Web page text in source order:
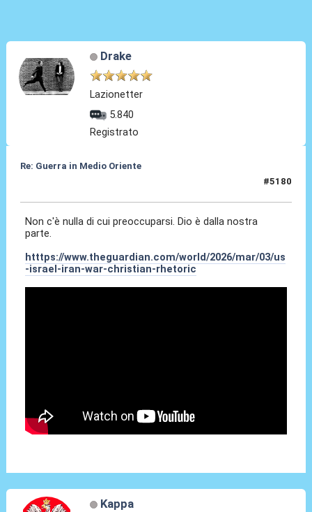
Drake
Lazionetter
5.840
Registrato
Re: Guerra in Medio Oriente
#5180
Non c'è nulla di cui preoccuparsi. Dio è dalla nostra
parte.
htttps://www.theguardian.com/world/2026/mar/03/us
-israel-iran-war-christian-rhetoric
Kappa